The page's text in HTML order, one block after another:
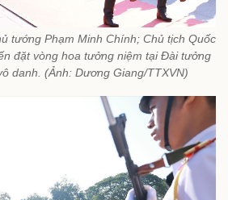
tướng Phạm Minh Chính; Chủ tịch Quốc
đặt vòng hoa tưởng niệm tại Đài tưởng
danh. (Ảnh: Dương Giang/TTXVN)